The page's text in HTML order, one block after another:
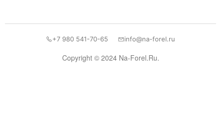
Copyright © 2024 Na-Forel.Ru.
+7 980 541-70-65 info@na-forel.ru